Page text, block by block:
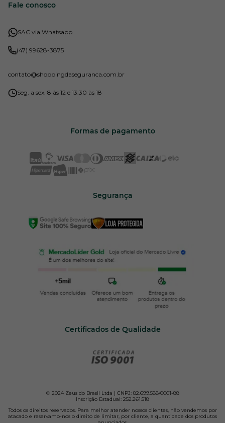
Fale conosco
SAC via Whatsapp
(47) 99628-3875
contato@shoppingdaseguranca.com.br
Seg. a sex. 8 às 12 e 13:30 às 18
Formas de pagamento
Segurança
Certificados de Qualidade
© 2024 Zeus do Brasil Ltda | CNPJ: 82.699.588/0001-88
Inscrição Estadual: 252.261.518
Todos os direitos reservados. Para melhor atender nossos clientes, não vendemos por
atacado e reservamo-nos o direito de limitar, por cliente, a quantidade dos produtos